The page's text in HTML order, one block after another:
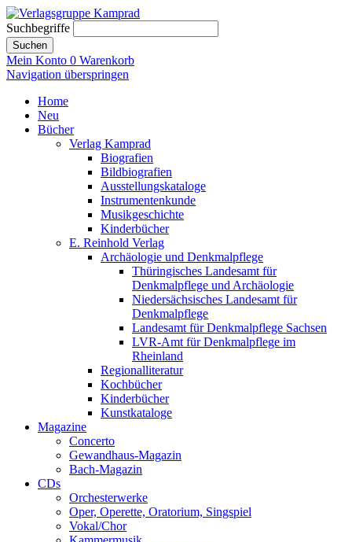
Suchbegriffe
Suchen
Mein Konto 0 Warenkorb
Navigation überspringen
Home
Neu
Bücher
Verlag Kamprad
Biografien
Bildbiografien
Ausstellungskataloge
Instrumentenkunde
Musikgeschichte
Kinderbücher
E. Reinhold Verlag
Archäologie und Denkmalpflege
Thüringisches Landesamt für
Denkmalpflege und Archäologie
Niedersächsisches Landesamt für
Denkmalpflege
Landesamt für Denkmalpflege Sachsen
LVR-Amt für Denkmalpflege im
Rheinland
Regionalliteratur
Kochbücher
Kinderbücher
Kunstkataloge
Magazine
Concerto
Gewandhaus-Magazin
Bach-Magazin
CDs
Orchesterwerke
Oper, Operette, Oratorium, Singspiel
Vokal/Chor